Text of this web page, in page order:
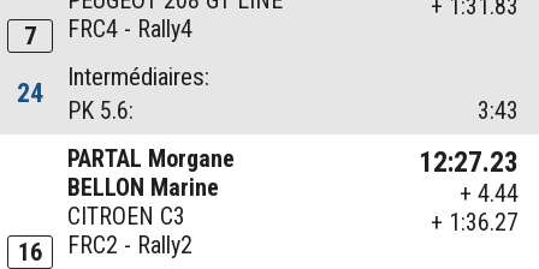
7
FRC4 - Rally4
+ 1:31.83
24
Intermédiaires:
PK 5.6:
3:43
16
PARTAL Morgane
BELLON Marine
CITROEN C3
FRC2 - Rally2
12:27.23
+ 4.44
+ 1:36.27